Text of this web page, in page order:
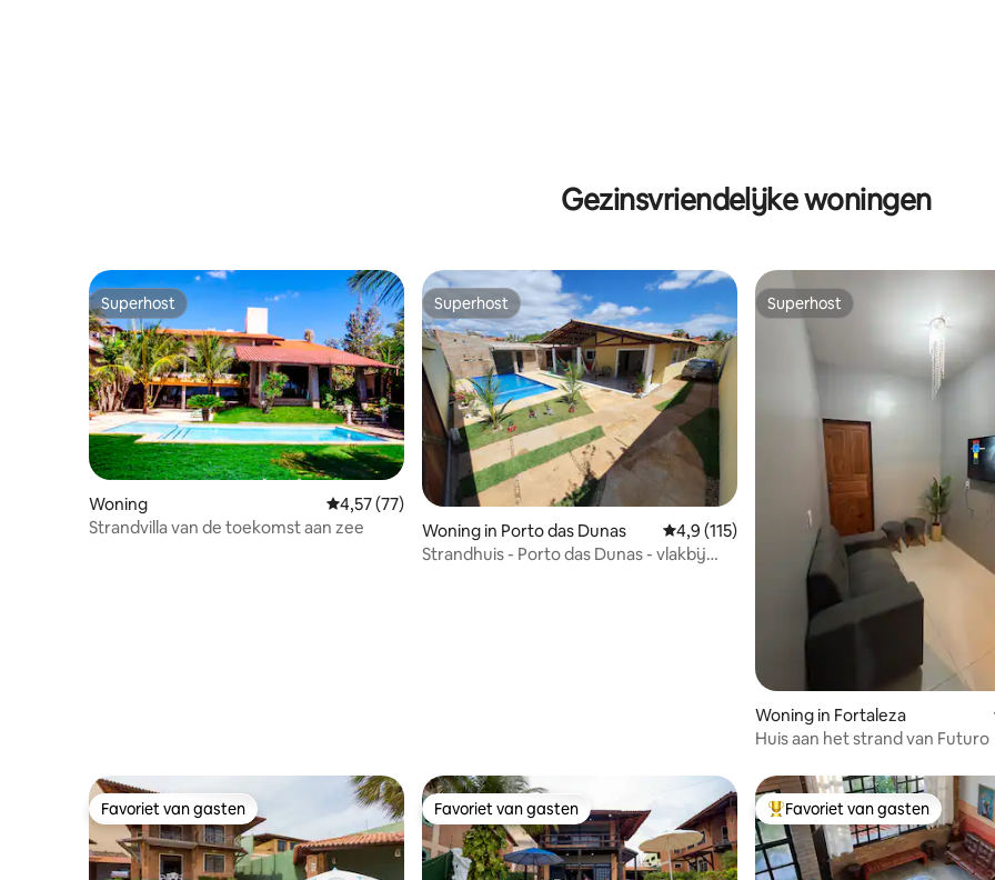
Gezinsvriendelijke woningen
Superhost
Superhost
Woning Gemiddelde beoordeling van 4,57 op 5, 77 recensies
4,57 (77)
Strandvilla van de toekomst aan zee
Superhost
Superhost
Woning in Porto das Dunas Gemiddelde beoordeling van 4,9 op 5, 115
4,9 (115)
Strandhuis - Porto das Dunas - vlakbij
Superhost
Superhost
Woning in Fortaleza
Huis aan het strand van Futuro
Favoriet van gasten
Favoriet van gasten Favoriet van gasten
Favoriet van gasten Topfavoriet van gasten
Favoriet van gasten